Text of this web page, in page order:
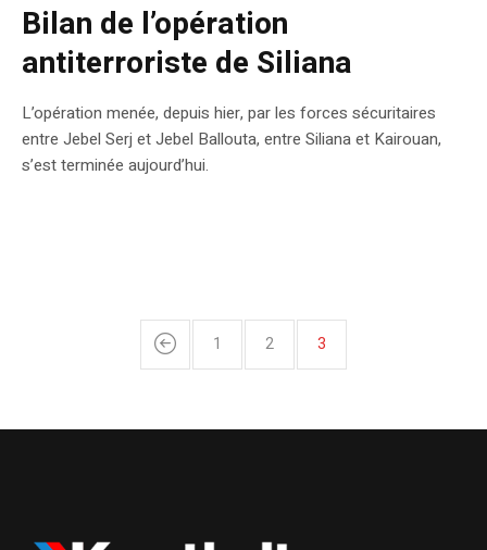
Bilan de l’opération
antiterroriste de Siliana
L’opération menée, depuis hier, par les forces sécuritaires
entre Jebel Serj et Jebel Ballouta, entre Siliana et Kairouan,
s’est terminée aujourd’hui.
1 2 3